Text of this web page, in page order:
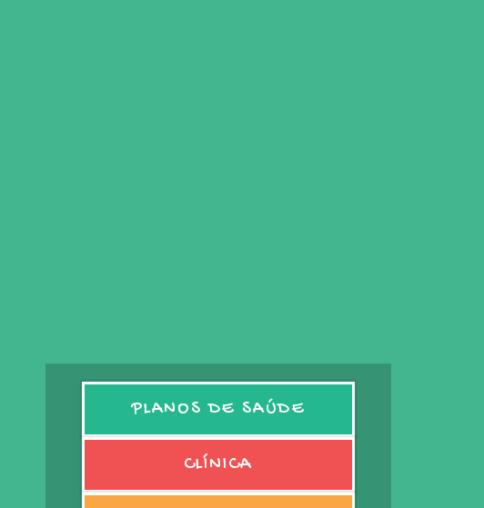
PLANOS DE SAÚDE
CLÍNICA